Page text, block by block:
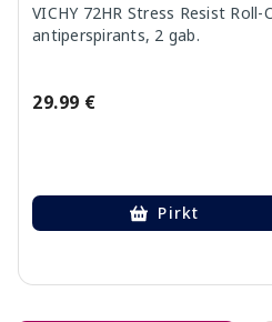
VICHY 72HR Stress Resist Roll-
antiperspirants, 2 gab.
29.99 €
Pirkt